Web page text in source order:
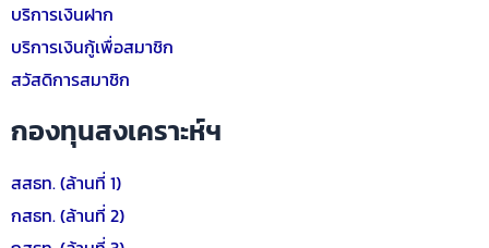
บริการเงินฝาก
บริการเงินกู้เพื่อสมาชิก
สวัสดิการสมาชิก
กองทุนสงเคราะห์ฯ
สสธท. (ล้านที่ 1)
กสธท. (ล้านที่ 2)